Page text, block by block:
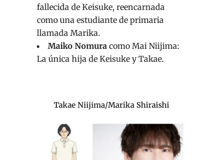
fallecida de Keisuke, reencarnada
como una estudiante de primaria
llamada Marika.
Maiko Nomura como Mai Niijima:
La única hija de Keisuke y Takae.
Takae Niijima/Marika Shiraishi